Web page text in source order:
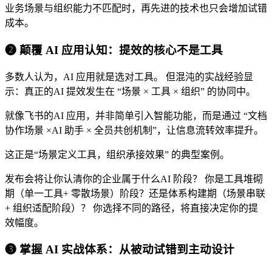
业务场景与组织能力不匹配时，再先进的技术也只会增加试错
成本。
❷ 颠覆 AI 应用认知：提效的核心不是工具
多数人认为，AI 应用就是选对工具。 但混沌的实战经验显
示：真正的AI 提效发生在 “场景 × 工具 × 组织” 的协同中。
就像飞书的AI 应用，并非简单引入智能功能，而是通过 “文档
协作场景 ×AI 助手 × 全员共创机制”，让信息流转效率提升。
这正是“场景定义工具，组织承接效果” 的典型案例。
发布会将让你认清你的企业属于什么AI 阶段？ 你是工具堆砌
期（单一工具+ 零散场景）阶段？还是体系构建期（场景串联
+ 组织适配阶段）？ 你选择不同的路径，将直接决定你的提
效幅度。
❸ 掌握 AI 实战体系：从被动试错到主动设计